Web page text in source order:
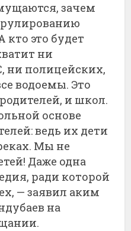
зачем
кто это будет
ни
ни полицейских,
водоемы. Это
и школ.
основе
ведь их дети
Мы не
Даже одна
ради которой
— заявил аким
на